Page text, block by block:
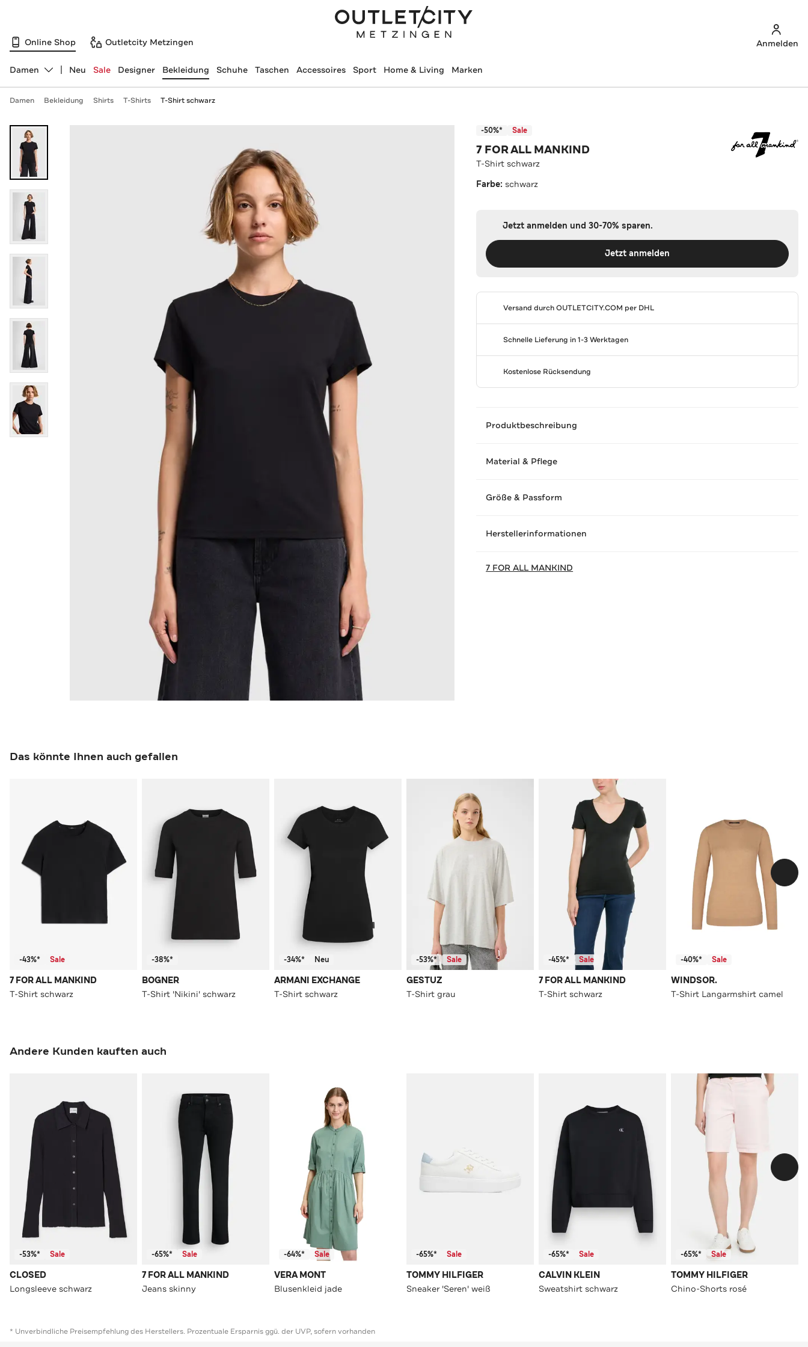
Online Shop Outletcity Metzingen Anmelden
Abteilung ändern, ausgewählt:
Damen Neu Sale Designer Bekleidung Schuhe Taschen Accessoires Sport Home & Living Marken
Damen Bekleidung Shirts T-Shirts T-Shirt schwarz
-50%* Sale
7 FOR ALL MANKIND
T-Shirt schwarz
Farbe: schwarz
Jetzt anmelden und 30-70% sparen.
Jetzt anmelden
Versand durchOUTLETCITY.COM per DHL
Schnelle Lieferung in 1-3 Werktagen
Kostenlose Rücksendung
Produktbeschreibung
Material & Pflege
Größe & Passform
Herstellerinformationen
7 FOR ALL MANKIND
Das könnte Ihnen auch gefallen
-43%* Sale
7 FOR ALL MANKIND
T-Shirt schwarz
-38%*
BOGNER
T-Shirt 'Nikini' schwarz
-34%* Neu
ARMANI EXCHANGE
T-Shirt schwarz
-53%* Sale
GESTUZ
T-Shirt grau
-45%* Sale
7 FOR ALL MANKIND
T-Shirt schwarz
-40%* Sale
WINDSOR.
T-Shirt Langarmshirt camel
Andere Kunden kauften auch
-53%* Sale
CLOSED
Longsleeve schwarz
-65%* Sale
7 FOR ALL MANKIND
Jeans skinny
-64%* Sale
VERA MONT
Blusenkleid jade
-65%* Sale
TOMMY HILFIGER
Sneaker 'Seren' weiß
-65%* Sale
CALVIN KLEIN
Sweatshirt schwarz
-65%* Sale
TOMMY HILFIGER
Chino-Shorts rosé
* Unverbindliche Preisempfehlung des Herstellers. Prozentuale Ersparnis ggü. der UVP, sofern vorhanden